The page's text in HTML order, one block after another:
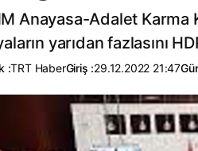
Anayasa-Adalet Karma
yarıdan fazlasını
:TRT HaberGiriş :29.12.2022 21:47